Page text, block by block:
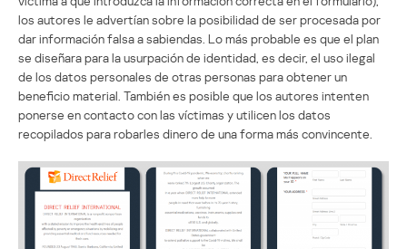
los autores le advertían sobre la posibilidad de ser procesada por
dar información falsa a sabiendas. Lo más probable es que el plan
se diseñara para la usurpación de identidad, es decir, el uso ilegal
de los datos personales de otras personas para obtener un
beneficio material. También es posible que los autores intenten
ponerse en contacto con las víctimas y utilicen los datos
recopilados para robarles dinero de una forma más convincente.